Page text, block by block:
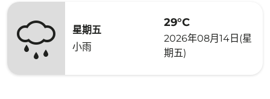
星期五
小雨
29°C
2026年08月14日(星
期五)